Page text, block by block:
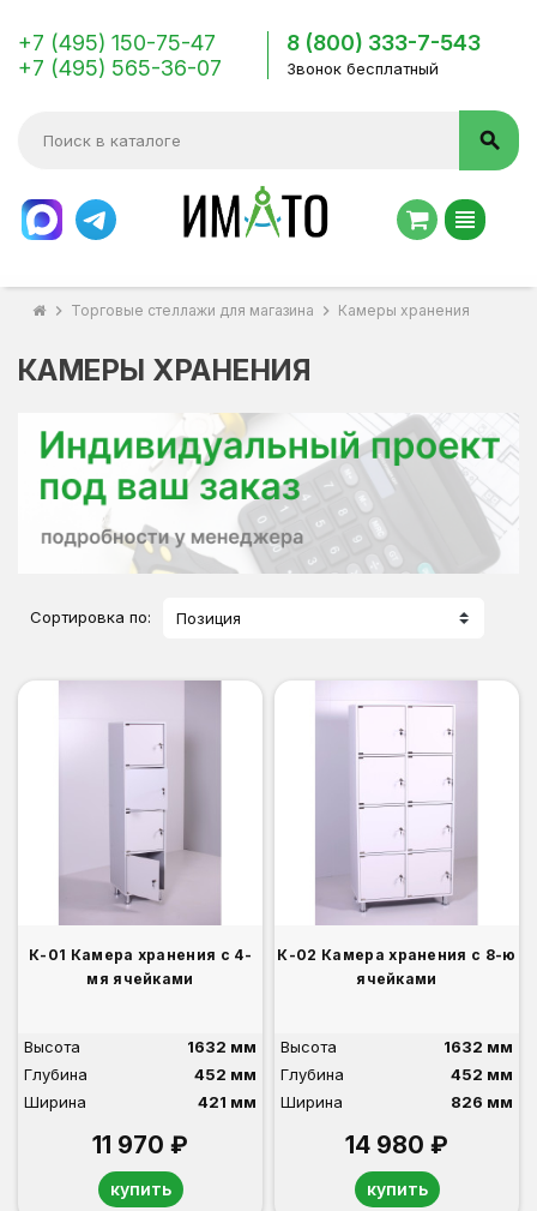
+7 (495) 150-75-47
+7 (495) 565-36-07
8 (800) 333-7-543
Звонок бесплатный
search
view_headline
chevron_right Торговые стеллажи для магазина chevron_right Камеры хранения
КАМЕРЫ ХРАНЕНИЯ
Сортировка по: Позиция
К-01 Камера хранения с 4-
мя ячейками
Высота
1632 мм
Глубина
452 мм
Ширина
421 мм
11 970 ₽
купить
К-02 Камера хранения с 8-ю
ячейками
Высота
1632 мм
Глубина
452 мм
Ширина
826 мм
14 980 ₽
купить